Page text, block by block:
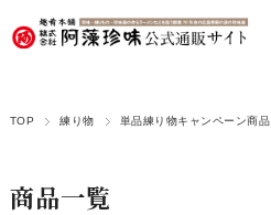
TOP 練り物 単品練り物キャンペーン商品
商品一覧